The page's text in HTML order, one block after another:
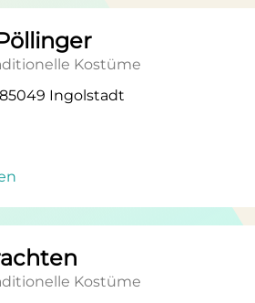
Kostüme
Ingolstadt
Kostüme